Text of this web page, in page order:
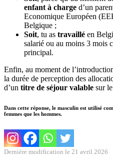
enfant à charge d’un
Economique Européen
Belgique ;
Soit, tu as travaillé en
salarié ou au moins 3 mois
principal.
Enfin, au moment de
la durée de perception des
d’un titre de séjour valable sur
Dans cette réponse, le masculin est utilisé
femmes que les hommes.
Dernière modification le 21 avril 2026